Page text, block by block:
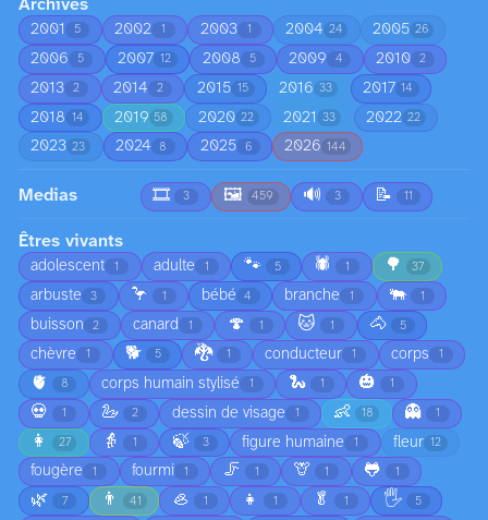
Archives
2001 5 2002 1 2003 1 2004 24 2005 26
2006 5 2007 12 2008 5 2009 4 2010 2
2013 2 2014 2 2015 15 2016 33 2017 14
2018 14 2019 58 2020 22 2021 33 2022 22
2023 23 2024 8 2025 6 2026 144
Medias 🎞️ 3 🖼️ 459 🔊 3 📝 11
Êtres vivants
adolescent 1 adulte 1 🐾 5 🕷️ 1 🌳 37
arbuste 3 🦩 1 bébé 4 branche 1 🐃 1
buisson 2 canard 1 🍄 1 🐱 1 🐴 5
chèvre 1 🐕 5 🐉 1 conducteur 1 corps 1
🫀 8 corps humain stylisé 1 🐍 1 🎃 1
💀 1 🦢 2 dessin de visage 1 👶 18 👻 1
👩 27 👵 1 🍃 3 figure humaine 1 fleur 12
fougère 1 fourmi 1 🦵 1 🦒 1 🐸 1
🌿 7 👨 41 🦪 1 👧 1 🥬 1 🖐️ 5